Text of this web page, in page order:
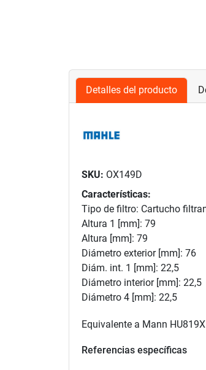
Detalles del producto
SKU: OX149D
Características:
Tipo de filtro: Cartucho
Altura 1 [mm]: 79
Altura [mm]: 79
Diámetro exterior [mm]: 76
Diám. int. 1 [mm]: 22,5
Diámetro interior [mm]: 22,5
Diámetro 4 [mm]: 22,5
Equivalente a Mann HU819X
Referencias específicas